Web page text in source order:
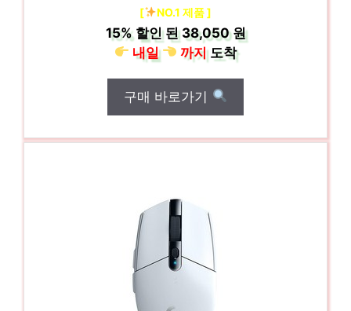
[ NO.1 제품 ]
15%할인 된38,050 원
내일
까지도착
구매 바로가기